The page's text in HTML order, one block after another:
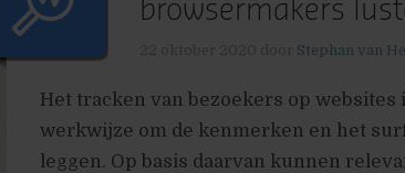
browsermakers
Stephan van
Het tracken van bezoekers op
werkwijze om de kenmerken en het
leggen. Op basis daarvan kunnen